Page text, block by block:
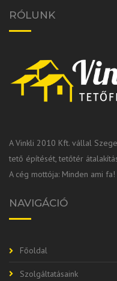
RÓLUNK
A Vinkli 2010 Kft. vállal
tető építését, tetőtér
A cég mottója: Minden ami fa!
NAVIGÁCIÓ
Főoldal
Szolgáltatásaink